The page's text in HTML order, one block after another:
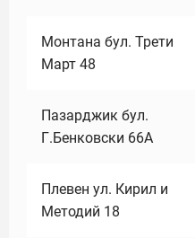
Монтана бул. Трети
Март 48
Пазарджик бул.
Г.Бенковски 66А
Плевен ул. Кирил и
Методий 18